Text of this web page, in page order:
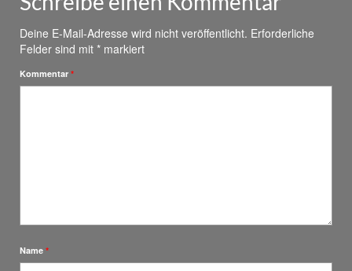
Deine E-Mail-Adresse wird nicht veröffentlicht. Erforderliche
Felder sind mit * markiert
Kommentar *
Name *